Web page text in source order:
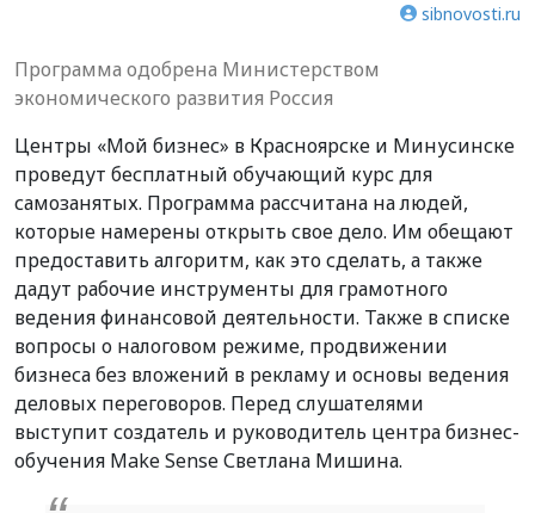
sibnovosti.ru
Программа одобрена Министерством
экономического развития Россия
Центры «Мой бизнес» в Красноярске и Минусинске
проведут бесплатный обучающий курс для
самозанятых. Программа рассчитана на людей,
которые намерены открыть свое дело. Им обещают
предоставить алгоритм, как это сделать, а также
дадут рабочие инструменты для грамотного
ведения финансовой деятельности. Также в списке
вопросы о налоговом режиме, продвижении
бизнеса без вложений в рекламу и основы ведения
деловых переговоров. Перед слушателями
выступит создатель и руководитель центра бизнес-
обучения Make Sense Светлана Мишина.